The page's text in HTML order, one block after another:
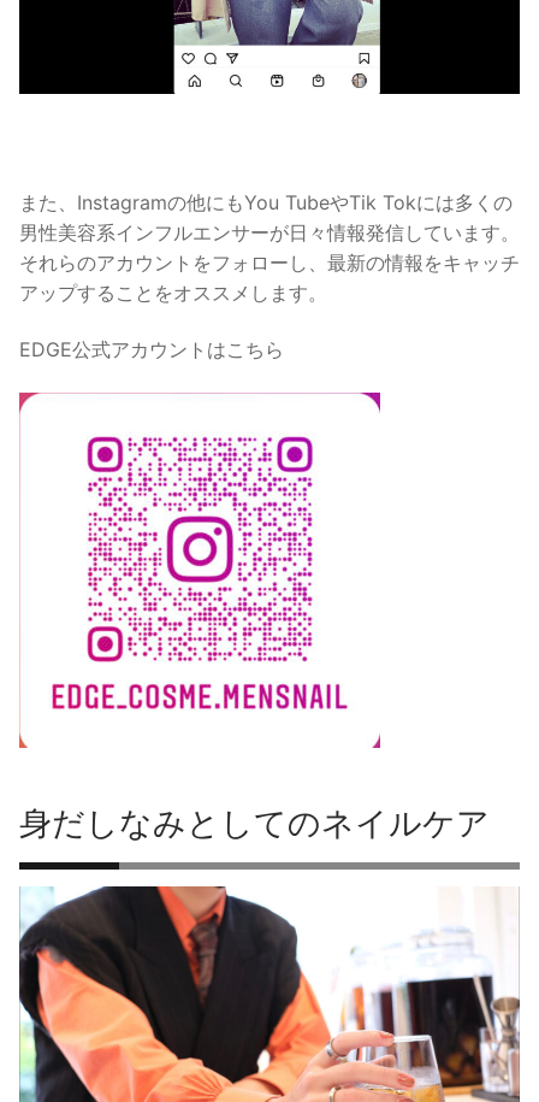
また、Instagramの他にもYou TubeやTik Tokには多くの
男性美容系インフルエンサーが日々情報発信しています。
それらのアカウントをフォローし、最新の情報をキャッチ
アップすることをオススメします。
EDGE公式アカウントはこちら
身だしなみとしてのネイルケア